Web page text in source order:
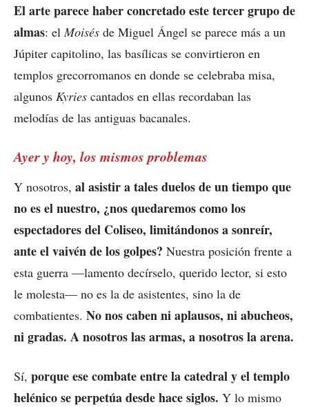
El arte parece haber concretado este tercer grupo de
almas: elMoisés de Miguel Ángel se parece más a un
Júpiter capitolino, las basílicas se convirtieron en
templos grecorromanos en donde se celebraba misa,
algunos Kyries cantados en ellas recordaban las
melodías de las antiguas bacanales.
Ayer y hoy, los mismos problemas
Y nosotros, al asistir a tales duelos de un tiempo que
no es el nuestro, ¿nos quedaremos como los
espectadores del Coliseo, limitándonos a sonreír,
ante el vaivén de los golpes? Nuestra posición frente a
esta guerra —lamento decírselo, querido lector, si esto
le molesta— no es la de asistentes, sino la de
combatientes. No nos caben ni aplausos, ni abucheos,
ni gradas. A nosotros las armas, a nosotros la arena.
Sí, porque ese combate entre la catedral y el templo
helénico se perpetúa desde hace siglos. Y lo mismo